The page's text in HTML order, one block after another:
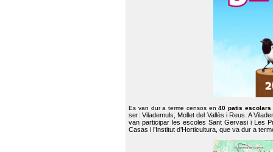
Es van dur a terme censos en40 patis escolars
ser: Vilademuls, Mollet del Vallès i Reus. A
van participar les escoles Sant Gervasi i Les
Casas i l’Institut d’Horticultura, que va dur a